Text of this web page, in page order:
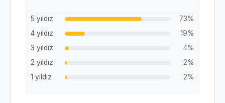
5 yıldız
73%
4 yıldız
19%
3 yıldız
4%
2 yıldız
2%
1 yıldız
2%